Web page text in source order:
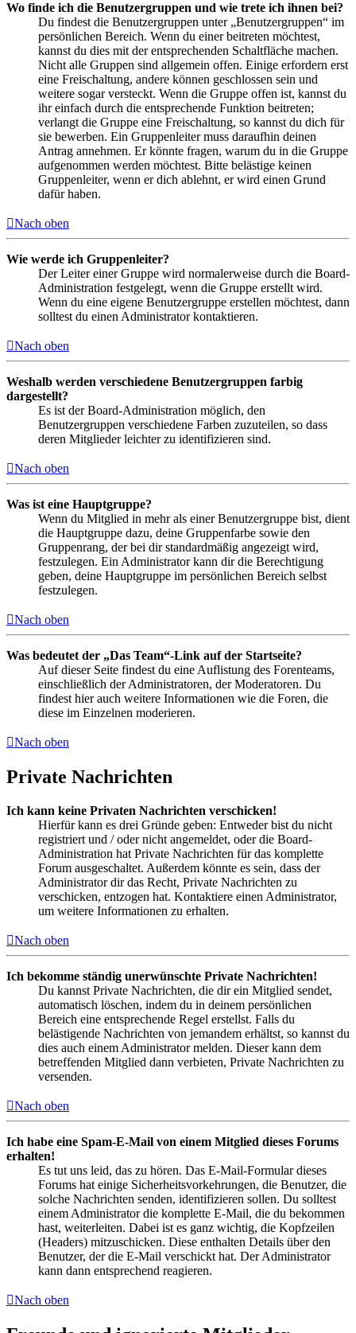
Wo finde ich die Benutzergruppen und wie trete ich ihnen bei?
Du findest die Benutzergruppen unter „Benutzergruppen“ im
persönlichen Bereich. Wenn du einer beitreten möchtest,
kannst du dies mit der entsprechenden Schaltfläche machen.
Nicht alle Gruppen sind allgemein offen. Einige erfordern erst
eine Freischaltung, andere können geschlossen sein und
weitere sogar versteckt. Wenn die Gruppe offen ist, kannst du
ihr einfach durch die entsprechende Funktion beitreten;
verlangt die Gruppe eine Freischaltung, so kannst du dich für
sie bewerben. Ein Gruppenleiter muss daraufhin deinen
Antrag annehmen. Er könnte fragen, warum du in die Gruppe
aufgenommen werden möchtest. Bitte belästige keinen
Gruppenleiter, wenn er dich ablehnt, er wird einen Grund
dafür haben.
Nach oben
Wie werde ich Gruppenleiter?
Der Leiter einer Gruppe wird normalerweise durch die Board-
Administration festgelegt, wenn die Gruppe erstellt wird.
Wenn du eine eigene Benutzergruppe erstellen möchtest, dann
solltest du einen Administrator kontaktieren.
Nach oben
Weshalb werden verschiedene Benutzergruppen farbig
dargestellt?
Es ist der Board-Administration möglich, den
Benutzergruppen verschiedene Farben zuzuteilen, so dass
deren Mitglieder leichter zu identifizieren sind.
Nach oben
Was ist eine Hauptgruppe?
Wenn du Mitglied in mehr als einer Benutzergruppe bist, dient
die Hauptgruppe dazu, deine Gruppenfarbe sowie den
Gruppenrang, der bei dir standardmäßig angezeigt wird,
festzulegen. Ein Administrator kann dir die Berechtigung
geben, deine Hauptgruppe im persönlichen Bereich selbst
festzulegen.
Nach oben
Was bedeutet der „Das Team“-Link auf der Startseite?
Auf dieser Seite findest du eine Auflistung des Forenteams,
einschließlich der Administratoren, der Moderatoren. Du
findest hier auch weitere Informationen wie die Foren, die
diese im Einzelnen moderieren.
Nach oben
Private Nachrichten
Ich kann keine Privaten Nachrichten verschicken!
Hierfür kann es drei Gründe geben: Entweder bist du nicht
registriert und / oder nicht angemeldet, oder die Board-
Administration hat Private Nachrichten für das komplette
Forum ausgeschaltet. Außerdem könnte es sein, dass der
Administrator dir das Recht, Private Nachrichten zu
verschicken, entzogen hat. Kontaktiere einen Administrator,
um weitere Informationen zu erhalten.
Nach oben
Ich bekomme ständig unerwünschte Private Nachrichten!
Du kannst Private Nachrichten, die dir ein Mitglied sendet,
automatisch löschen, indem du in deinem persönlichen
Bereich eine entsprechende Regel erstellst. Falls du
belästigende Nachrichten von jemandem erhältst, so kannst du
dies auch einem Administrator melden. Dieser kann dem
betreffenden Mitglied dann verbieten, Private Nachrichten zu
versenden.
Nach oben
Ich habe eine Spam-E-Mail von einem Mitglied dieses Forums
erhalten!
Es tut uns leid, das zu hören. Das E-Mail-Formular dieses
Forums hat einige Sicherheitsvorkehrungen, die Benutzer, die
solche Nachrichten senden, identifizieren sollen. Du solltest
einem Administrator die komplette E-Mail, die du bekommen
hast, weiterleiten. Dabei ist es ganz wichtig, die Kopfzeilen
(Headers) mitzuschicken. Diese enthalten Details über den
Benutzer, der die E-Mail verschickt hat. Der Administrator
kann dann entsprechend reagieren.
Nach oben